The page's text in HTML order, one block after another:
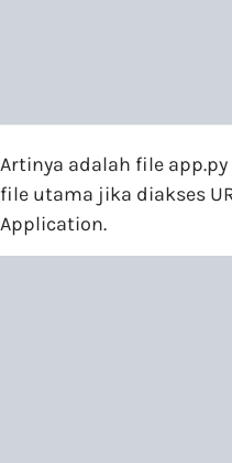
Artinya adalah file
file utama jika diakses
Application.